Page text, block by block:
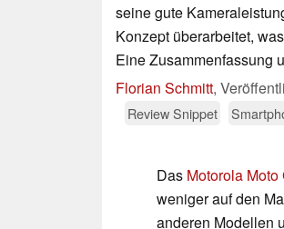
seine gute
Konzept überarbeitet,
Eine Zusammenfassung
Florian Schmitt,
Review Snippet
Das Motorola Moto
weniger auf den
anderen Modellen